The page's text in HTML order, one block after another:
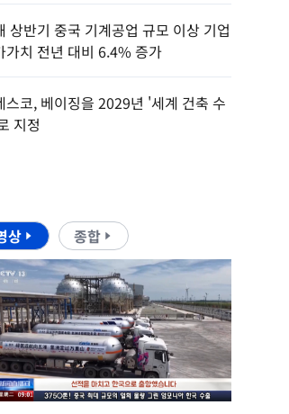
상반기 중국 기계공업 규모 이상 기업
가치 전년 대비 6.4% 증가
스코, 베이징을 2029년 '세계 건축 수
지정
상 종합